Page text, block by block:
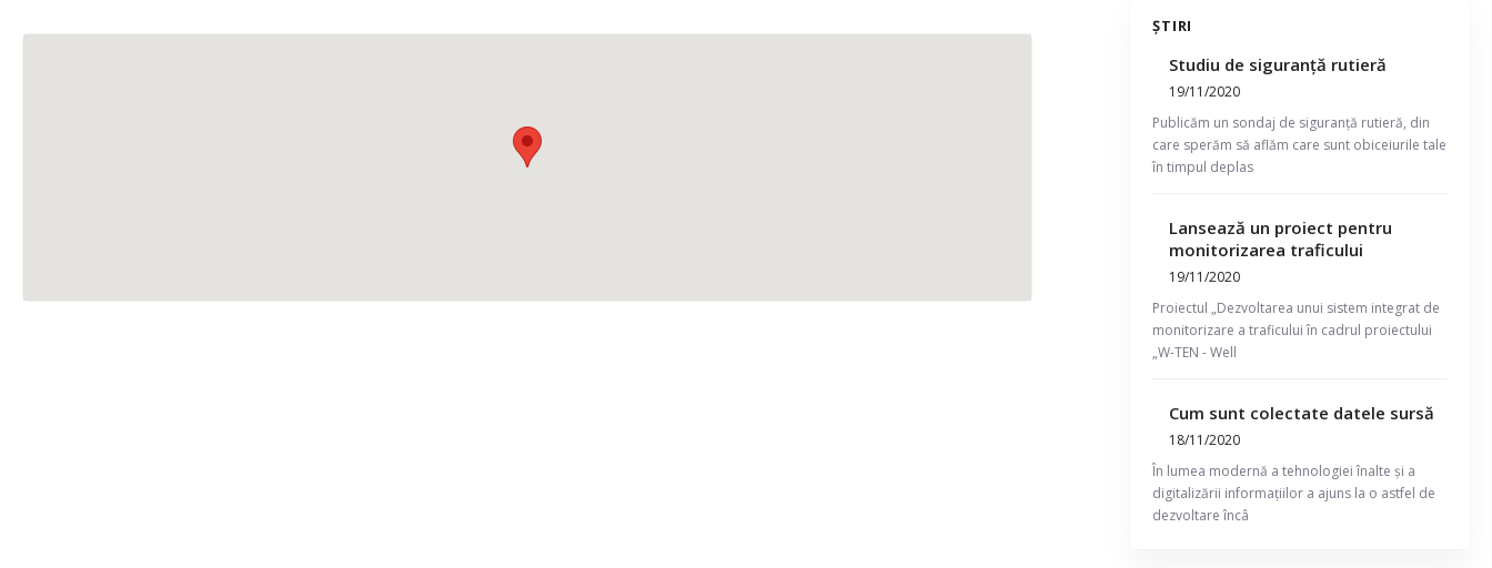
ȘTIRI
Studiu de siguranță rutieră
19/11/2020
Publicăm un sondaj de siguranță rutieră, din
care sperăm să aflăm care sunt obiceiurile tale
în timpul deplas
Lansează un proiect pentru
monitorizarea traficului
19/11/2020
Proiectul „Dezvoltarea unui sistem integrat de
monitorizare a traficului în cadrul proiectului
„W-TEN - Well
Cum sunt colectate datele sursă
18/11/2020
În lumea modernă a tehnologiei înalte și a
digitalizării informațiilor a ajuns la o astfel de
dezvoltare încâ